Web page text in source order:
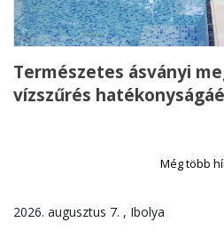
Természetes ásványi
vízszűrés
Még több
2026. augusztus 7. , Ibolya